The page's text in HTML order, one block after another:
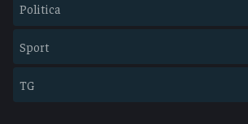
Politica
Sport
TG